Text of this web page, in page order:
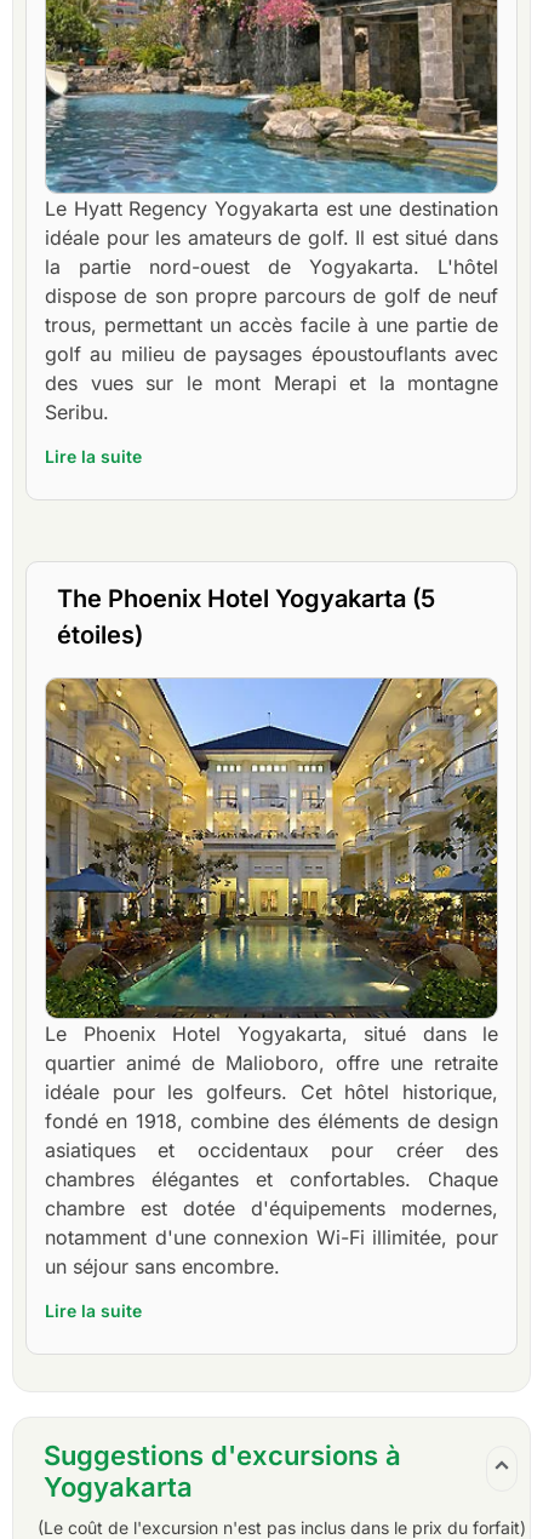
Le Hyatt Regency Yogyakarta est une destination
idéale pour les amateurs de golf. Il est situé dans
la partie nord-ouest de Yogyakarta. L'hôtel
dispose de son propre parcours de golf de neuf
trous, permettant un accès facile à une partie de
golf au milieu de paysages époustouflants avec
des vues sur le mont Merapi et la montagne
Seribu.
Lire la suite
The Phoenix Hotel Yogyakarta (5
étoiles)
Le Phoenix Hotel Yogyakarta, situé dans le
quartier animé de Malioboro, offre une retraite
idéale pour les golfeurs. Cet hôtel historique,
fondé en 1918, combine des éléments de design
asiatiques et occidentaux pour créer des
chambres élégantes et confortables. Chaque
chambre est dotée d'équipements modernes,
notamment d'une connexion Wi-Fi illimitée, pour
un séjour sans encombre.
Lire la suite
Suggestions d'excursions à
Yogyakarta
(Le coût de l'excursion n'est pas inclus dans le prix du forfait)